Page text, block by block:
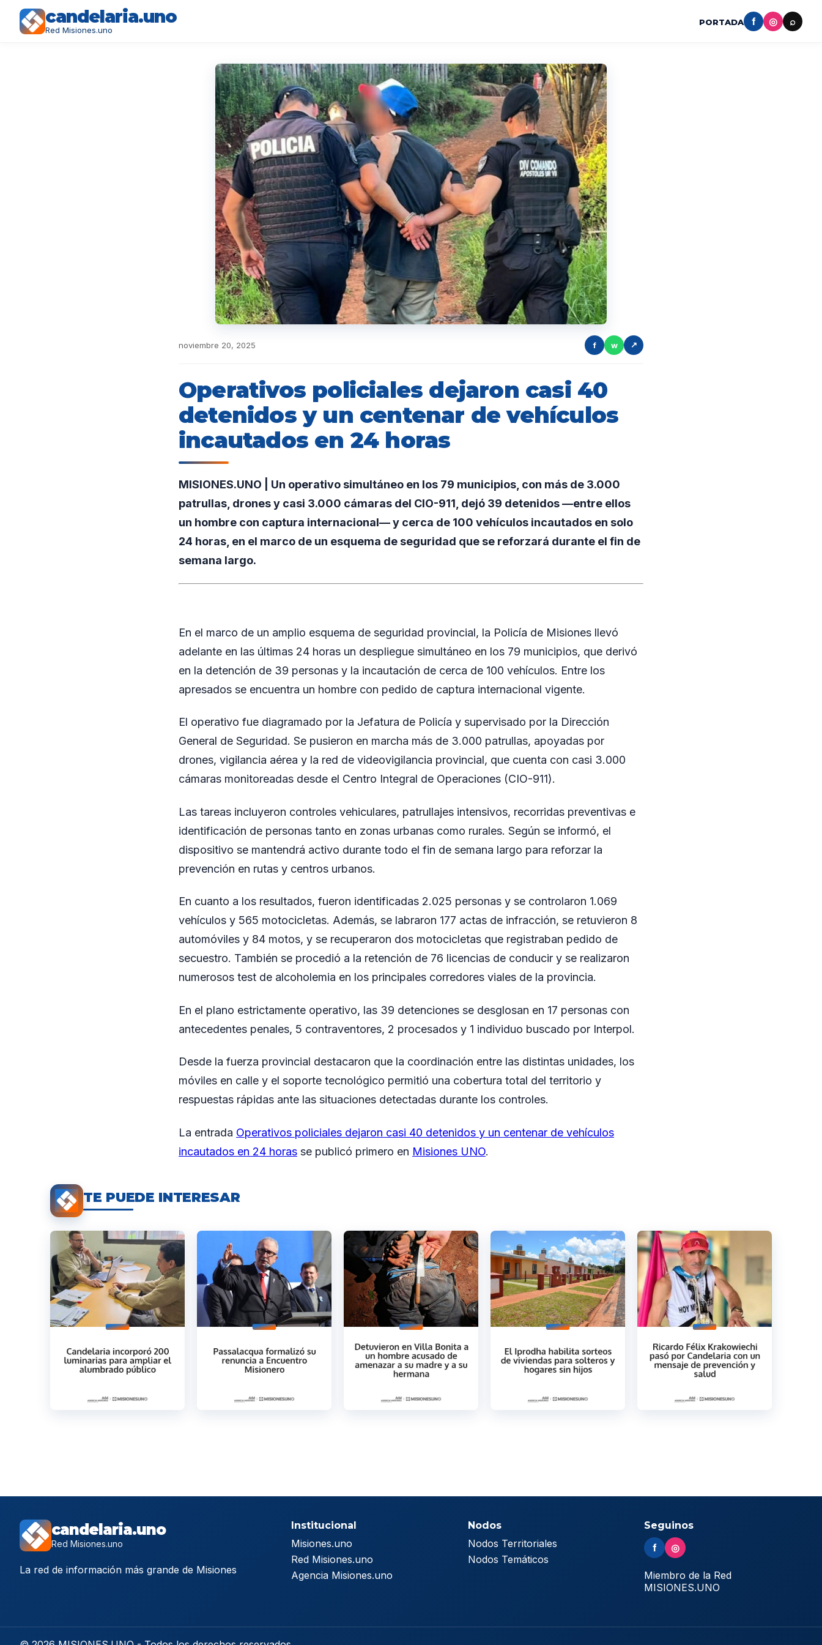
candelaria.uno
Red Misiones.uno
PORTADA f ◎ ⌕
noviembre 20, 2025 f w ↗
Operativos policiales dejaron casi 40
detenidos y un centenar de vehículos
incautados en 24 horas
MISIONES.UNO | Un operativo simultáneo en los 79 municipios, con más de 3.000
patrullas, drones y casi 3.000 cámaras del CIO-911, dejó 39 detenidos —entre ellos
un hombre con captura internacional— y cerca de 100 vehículos incautados en solo
24 horas, en el marco de un esquema de seguridad que se reforzará durante el fin de
semana largo.
En el marco de un amplio esquema de seguridad provincial, la Policía de Misiones llevó
adelante en las últimas 24 horas un despliegue simultáneo en los 79 municipios, que derivó
en la detención de 39 personas y la incautación de cerca de 100 vehículos. Entre los
apresados se encuentra un hombre con pedido de captura internacional vigente.
El operativo fue diagramado por la Jefatura de Policía y supervisado por la Dirección
General de Seguridad. Se pusieron en marcha más de 3.000 patrullas, apoyadas por
drones, vigilancia aérea y la red de videovigilancia provincial, que cuenta con casi 3.000
cámaras monitoreadas desde el Centro Integral de Operaciones (CIO-911).
Las tareas incluyeron controles vehiculares, patrullajes intensivos, recorridas preventivas e
identificación de personas tanto en zonas urbanas como rurales. Según se informó, el
dispositivo se mantendrá activo durante todo el fin de semana largo para reforzar la
prevención en rutas y centros urbanos.
En cuanto a los resultados, fueron identificadas 2.025 personas y se controlaron 1.069
vehículos y 565 motocicletas. Además, se labraron 177 actas de infracción, se retuvieron 8
automóviles y 84 motos, y se recuperaron dos motocicletas que registraban pedido de
secuestro. También se procedió a la retención de 76 licencias de conducir y se realizaron
numerosos test de alcoholemia en los principales corredores viales de la provincia.
En el plano estrictamente operativo, las 39 detenciones se desglosan en 17 personas con
antecedentes penales, 5 contraventores, 2 procesados y 1 individuo buscado por Interpol.
Desde la fuerza provincial destacaron que la coordinación entre las distintas unidades, los
móviles en calle y el soporte tecnológico permitió una cobertura total del territorio y
respuestas rápidas ante las situaciones detectadas durante los controles.
La entrada Operativos policiales dejaron casi 40 detenidos y un centenar de vehículos
incautados en 24 horas se publicó primero en Misiones UNO.
TE PUEDE INTERESAR
candelaria.uno
Red Misiones.uno
La red de información más grande de Misiones
Institucional
Misiones.uno
Red Misiones.uno
Agencia Misiones.uno
Nodos
Nodos Territoriales
Nodos Temáticos
Seguinos
f ◎
Miembro de la Red
MISIONES.UNO